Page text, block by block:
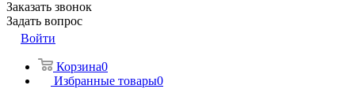
Заказать звонок
Задать вопрос
Войти
Корзина0
Избранные товары0